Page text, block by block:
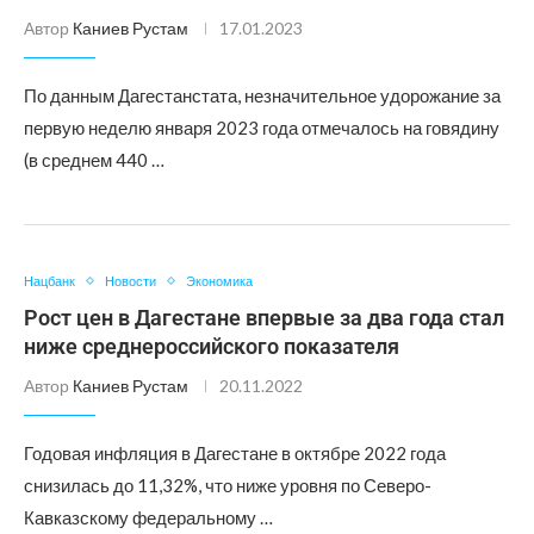
Автор Каниев Рустам 17.01.2023
По данным Дагестанстата, незначительное удорожание за
первую неделю января 2023 года отмечалось на говядину
(в среднем 440 …
Нацбанк Новости Экономика
Рост цен в Дагестане впервые за два года стал
ниже среднероссийского показателя
Автор Каниев Рустам 20.11.2022
Годовая инфляция в Дагестане в октябре 2022 года
снизилась до 11,32%, что ниже уровня по Северо-
Кавказскому федеральному …